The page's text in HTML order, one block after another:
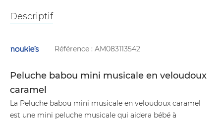
Descriptif
Référence : AM083113542
Peluche babou mini musicale en veloudoux
caramel
La Peluche babou mini musicale en veloudoux caramel
est une mini peluche musicale qui aidera bébé à